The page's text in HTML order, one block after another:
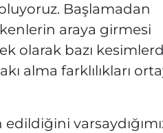
Başlamadan
araya girmesi
olarak bazı
alma farklılıkları